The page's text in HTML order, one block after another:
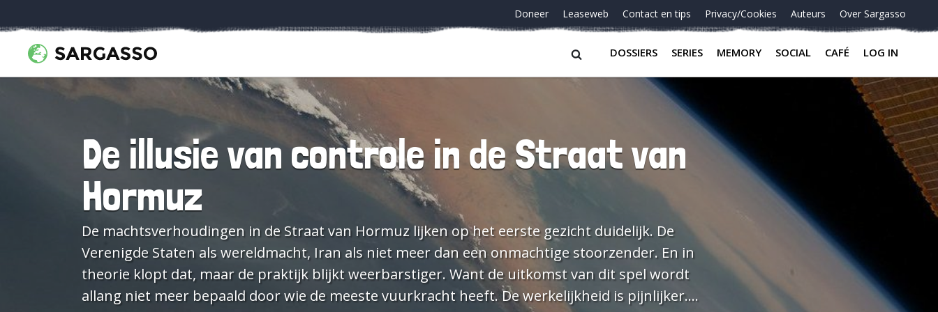
Doneer Leaseweb Contact en tips Privacy/Cookies Auteurs Over Sargasso
DOSSIERS SERIES MEMORY SOCIAL CAFÉ LOG IN
De illusie van controle in de Straat van
Hormuz
De machtsverhoudingen in de Straat van Hormuz lijken op het eerste gezicht duidelijk. De
Verenigde Staten als wereldmacht, Iran als niet meer dan een onmachtige stoorzender. En in
theorie klopt dat, maar de praktijk blijkt weerbarstiger. Want de uitkomst van dit spel wordt
allang niet meer bepaald door wie de meeste vuurkracht heeft. De werkelijkheid is pijnlijker.